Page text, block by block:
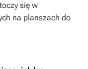
się w
na planszach do